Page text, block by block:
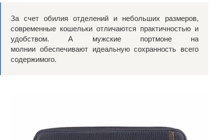
За счет обилия отделений и небольших размеров,
современные кошельки отличаются практичностью и
удобством. А мужские портмоне на
молнии обеспечивают идеальную сохранность всего
содержимого.